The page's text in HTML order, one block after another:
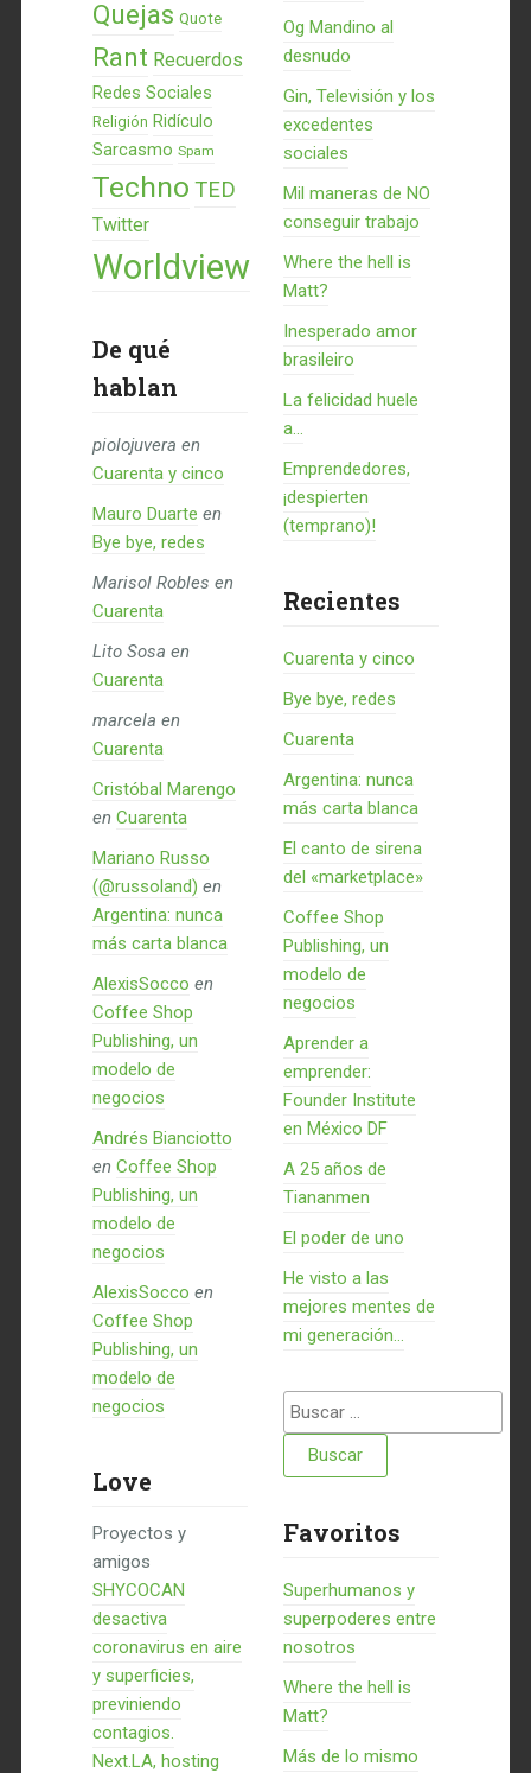
Quejas Quote
Rant Recuerdos
Redes Sociales
Religión Ridículo
Sarcasmo Spam
Techno TED
Twitter
Worldview
De qué
hablan
piolojuvera en
Cuarenta y cinco
Mauro Duarte en
Bye bye, redes
Marisol Robles en
Cuarenta
Lito Sosa en
Cuarenta
marcela en
Cuarenta
Cristóbal Marengo
en Cuarenta
Mariano Russo
(@russoland) en
Argentina: nunca
más carta blanca
AlexisSocco en
Coffee Shop
Publishing, un
modelo de
negocios
Andrés Bianciotto
en Coffee Shop
Publishing, un
modelo de
negocios
AlexisSocco en
Coffee Shop
Publishing, un
modelo de
negocios
Love
Proyectos y
amigos
SHYCOCAN
desactiva
coronavirus en aire
y superficies,
previniendo
contagios.
Next.LA, hosting
Og Mandino al
desnudo
Gin, Televisión y los
excedentes
sociales
Mil maneras de NO
conseguir trabajo
Where the hell is
Matt?
Inesperado amor
brasileiro
La felicidad huele
a...
Emprendedores,
¡despierten
(temprano)!
Recientes
Cuarenta y cinco
Bye bye, redes
Cuarenta
Argentina: nunca
más carta blanca
El canto de sirena
del «marketplace»
Coffee Shop
Publishing, un
modelo de
negocios
Aprender a
emprender:
Founder Institute
en México DF
A 25 años de
Tiananmen
El poder de uno
He visto a las
mejores mentes de
mi generación…
Buscar:
Favoritos
Superhumanos y
superpoderes entre
nosotros
Where the hell is
Matt?
Más de lo mismo